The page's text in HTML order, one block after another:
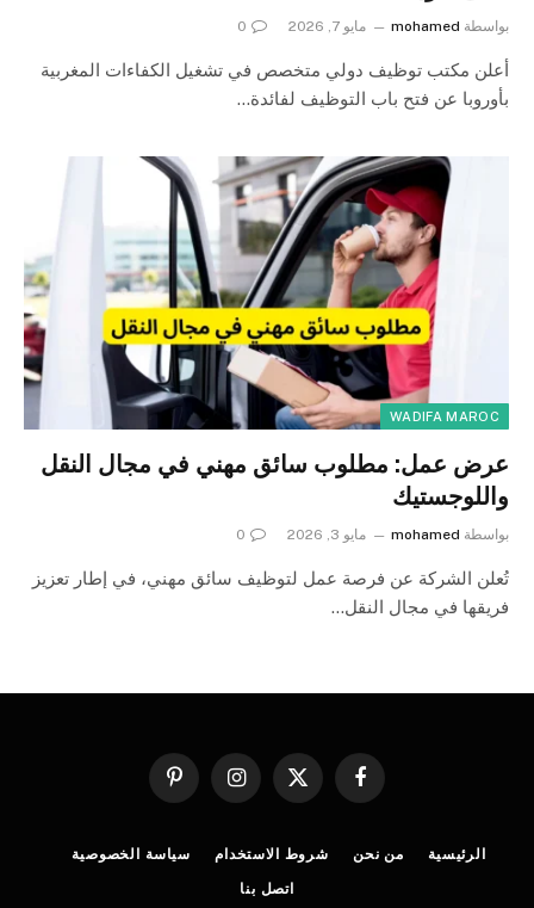
بواسطة mohamed مايو 7, 2026 0
أعلن مكتب توظيف دولي متخصص في تشغيل الكفاءات المغربية
بأوروبا عن فتح باب التوظيف لفائدة…
WADIFA MAROC
عرض عمل: مطلوب سائق مهني في مجال النقل
واللوجستيك
بواسطة mohamed مايو 3, 2026 0
تُعلن الشركة عن فرصة عمل لتوظيف سائق مهني، في إطار تعزيز
فريقها في مجال النقل…
فيسبوك
X
الانستغرامبينتيريست
الرئيسية من نحن شروط الاستخدام سياسة الخصوصية
اتصل بنا